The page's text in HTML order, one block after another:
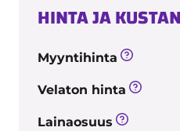
HINTA JA
Myyntihinta
Velaton hinta
Lainaosuus